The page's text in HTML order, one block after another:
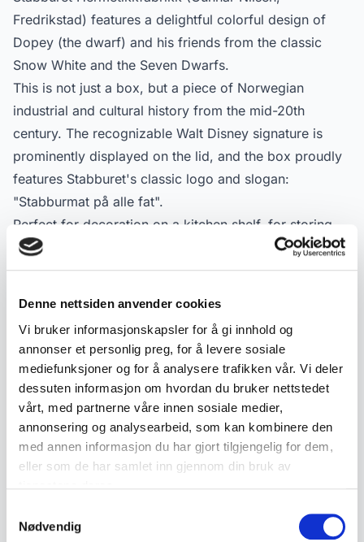
Denne nettsiden anvender cookies
Vi bruker informasjonskapsler for å gi innhold og
annonser et personlig preg, for å levere sosiale
mediefunksjoner og for å analysere trafikken vår. Vi deler
dessuten informasjon om hvordan du bruker nettstedet
vårt, med partnerne våre innen sosiale medier,
annonsering og analysearbeid, som kan kombinere den
med annen informasjon du har gjort tilgjengelig for dem,
eller som de har samlet inn gjennom din bruk av
Nødvendig
Fredrikstad) features a delightful colorful design of
Dopey (the dwarf) and his friends from the classic
Snow White and the Seven Dwarfs.
This is not just a box, but a piece of Norwegian
industrial and cultural history from the mid-20th
century. The recognizable Walt Disney signature is
prominently displayed on the lid, and the box proudly
features Stabburet's classic logo and slogan:
"Stabburmat på alle fat".
Perfect for decoration on a kitchen shelf, for storing
small treasures, or as a unique addition to your Disney
collection.
Product details
Condition:
God med bruksspor
SKU:
2000000001579
Published:
See all in Advertising and Collectibles